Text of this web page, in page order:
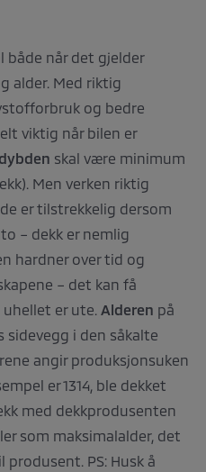
både når det gjelder
alder. Med riktig
og bedre
viktig når bilen er
skal være minimum
Men verken riktig
er tilstrekkelig dersom
– dekk er nemlig
hardner over tid og
– det kan få
uhellet er ute. Alderen på
sidevegg i den såkalte
angir produksjonsuken
er 1314, ble dekket
med dekkprodusenten
som maksimalalder, det
PS: Husk å